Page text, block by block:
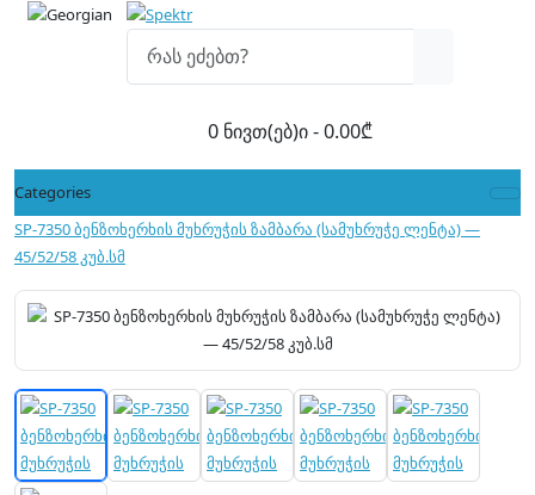
0 ნივთ(ებ)ი - 0.00₾
Categories
SP-7350 ბენზოხერხის მუხრუჭის ზამბარა (სამუხრუჭე ლენტა) —
45/52/58 კუბ.სმ